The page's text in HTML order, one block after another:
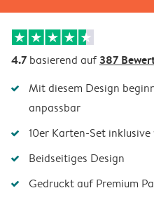
4.7 basierend auf387
Mit diesem Design
anpassbar
10er Karten-Set
Beidseitiges Design
Gedruckt auf Premium